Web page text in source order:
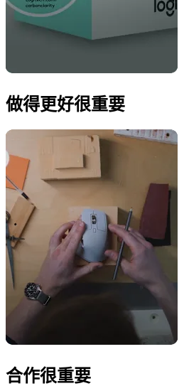
做得更好很重要
合作很重要